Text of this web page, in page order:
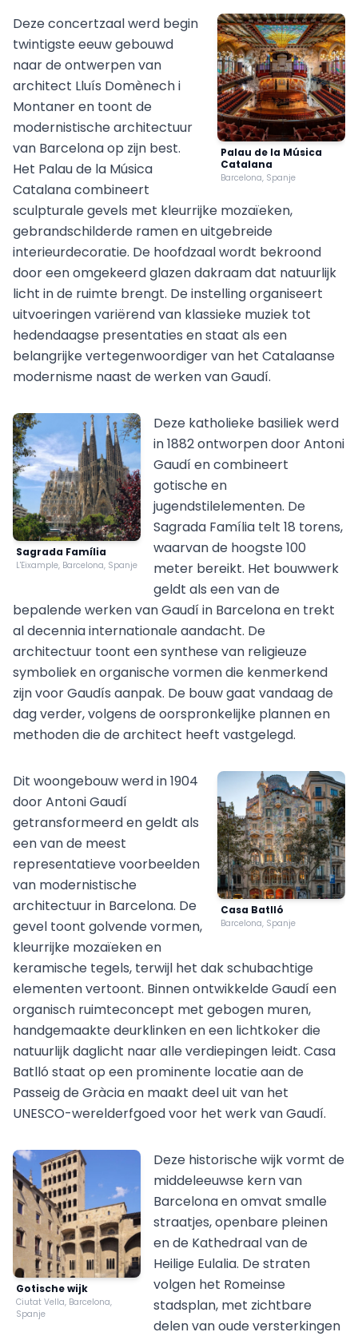
Palau de la Música
Catalana
Barcelona, Spanje
Deze concertzaal werd begin
twintigste eeuw gebouwd
naar de ontwerpen van
architect Lluís Domènech i
Montaner en toont de
modernistische architectuur
van Barcelona op zijn best.
Het Palau de la Música
Catalana combineert
sculpturale gevels met kleurrijke mozaïeken,
gebrandschilderde ramen en uitgebreide
interieurdecoratie. De hoofdzaal wordt bekroond
door een omgekeerd glazen dakraam dat natuurlijk
licht in de ruimte brengt. De instelling organiseert
uitvoeringen variërend van klassieke muziek tot
hedendaagse presentaties en staat als een
belangrijke vertegenwoordiger van het Catalaanse
modernisme naast de werken van Gaudí.
Sagrada Família
L'Eixample, Barcelona, Spanje
Deze katholieke basiliek werd
in 1882 ontworpen door Antoni
Gaudí en combineert
gotische en
jugendstilelementen. De
Sagrada Família telt 18 torens,
waarvan de hoogste 100
meter bereikt. Het bouwwerk
geldt als een van de
bepalende werken van Gaudí in Barcelona en trekt
al decennia internationale aandacht. De
architectuur toont een synthese van religieuze
symboliek en organische vormen die kenmerkend
zijn voor Gaudís aanpak. De bouw gaat vandaag de
dag verder, volgens de oorspronkelijke plannen en
methoden die de architect heeft vastgelegd.
Casa Batlló
Barcelona, Spanje
Dit woongebouw werd in 1904
door Antoni Gaudí
getransformeerd en geldt als
een van de meest
representatieve voorbeelden
van modernistische
architectuur in Barcelona. De
gevel toont golvende vormen,
kleurrijke mozaïeken en
keramische tegels, terwijl het dak schubachtige
elementen vertoont. Binnen ontwikkelde Gaudí een
organisch ruimteconcept met gebogen muren,
handgemaakte deurklinken en een lichtkoker die
natuurlijk daglicht naar alle verdiepingen leidt. Casa
Batlló staat op een prominente locatie aan de
Passeig de Gràcia en maakt deel uit van het
UNESCO-werelderfgoed voor het werk van Gaudí.
Gotische wijk
Ciutat Vella, Barcelona,
Spanje
Deze historische wijk vormt de
middeleeuwse kern van
Barcelona en omvat smalle
straatjes, openbare pleinen
en de Kathedraal van de
Heilige Eulalia. De straten
volgen het Romeinse
stadsplan, met zichtbare
delen van oude versterkingen